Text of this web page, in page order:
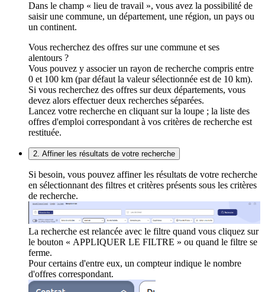
Dans le champ « lieu de travail », vous avez la possibilité de
saisir une commune, un département, une région, un pays ou
un continent.
Vous recherchez des offres sur une commune et ses
alentours ?
Vous pouvez y associer un rayon de recherche compris entre
0 et 100 km (par défaut la valeur sélectionnée est de 10 km).
Si vous recherchez des offres sur deux départements, vous
devez alors effectuer deux recherches séparées.
Lancez votre recherche en cliquant sur la loupe ; la liste des
offres d'emploi correspondant à vos critères de recherche est
restituée.
2. Affiner les résultats de votre recherche
Si besoin, vous pouvez affiner les résultats de votre recherche
en sélectionnant des filtres et critères présents sous les critères
de recherche.
La recherche est relancée avec le filtre quand vous cliquez sur
le bouton « APPLIQUER LE FILTRE » ou quand le filtre se
ferme.
Pour certains d'entre eux, un compteur indique le nombre
d'offres correspondant.